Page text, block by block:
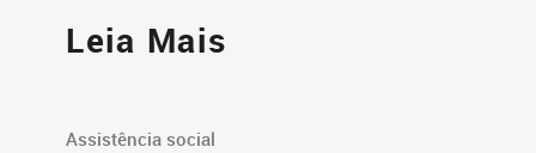
Leia Mais
Assistência social